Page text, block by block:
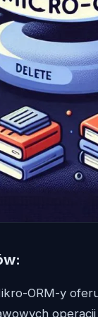
ORM-y